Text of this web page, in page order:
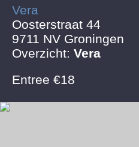
Vera
Oosterstraat 44
9711 NV Groningen
Overzicht: Vera
Entree €18